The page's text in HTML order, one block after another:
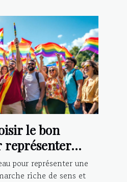
le bon
représenter
pour représenter une
riche de sens et